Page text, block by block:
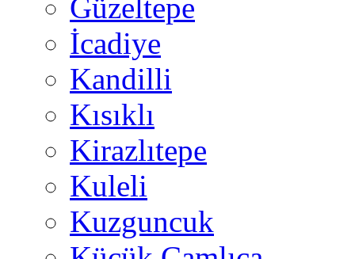
Güzeltepe
İcadiye
Kandilli
Kısıklı
Kirazlıtepe
Kuleli
Kuzguncuk